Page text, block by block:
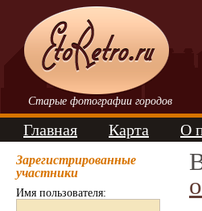
Старые фотографии городов
Главная Карта О
Зарегистрированные
участники
Имя пользователя: